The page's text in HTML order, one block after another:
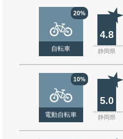
20%
自転車
4.8
静岡県
10%
電動自転車
5.0
静岡県